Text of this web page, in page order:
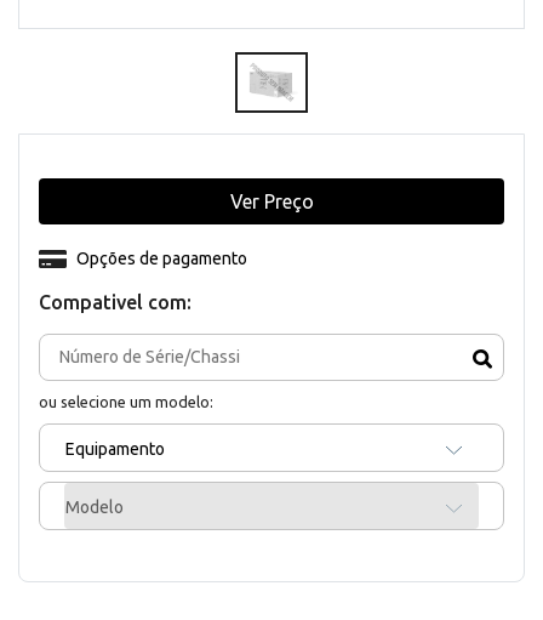
Compativel com:
ou selecione um modelo:
Equipamento
Modelo
Opções de pagamento
Ver Preço